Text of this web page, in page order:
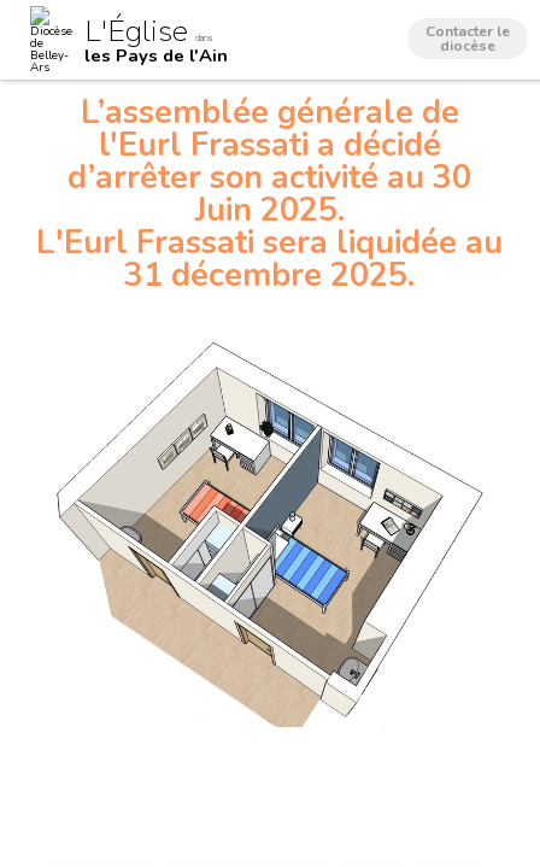
contenu.
Outils
personnels
L'Église dans
les Pays de l'Ain
Contacter le
diocèse
L’assemblée générale de
l'Eurl Frassati a décidé
d’arrêter son activité au 30
Juin 2025.
L'Eurl Frassati sera liquidée au
31 décembre 2025.